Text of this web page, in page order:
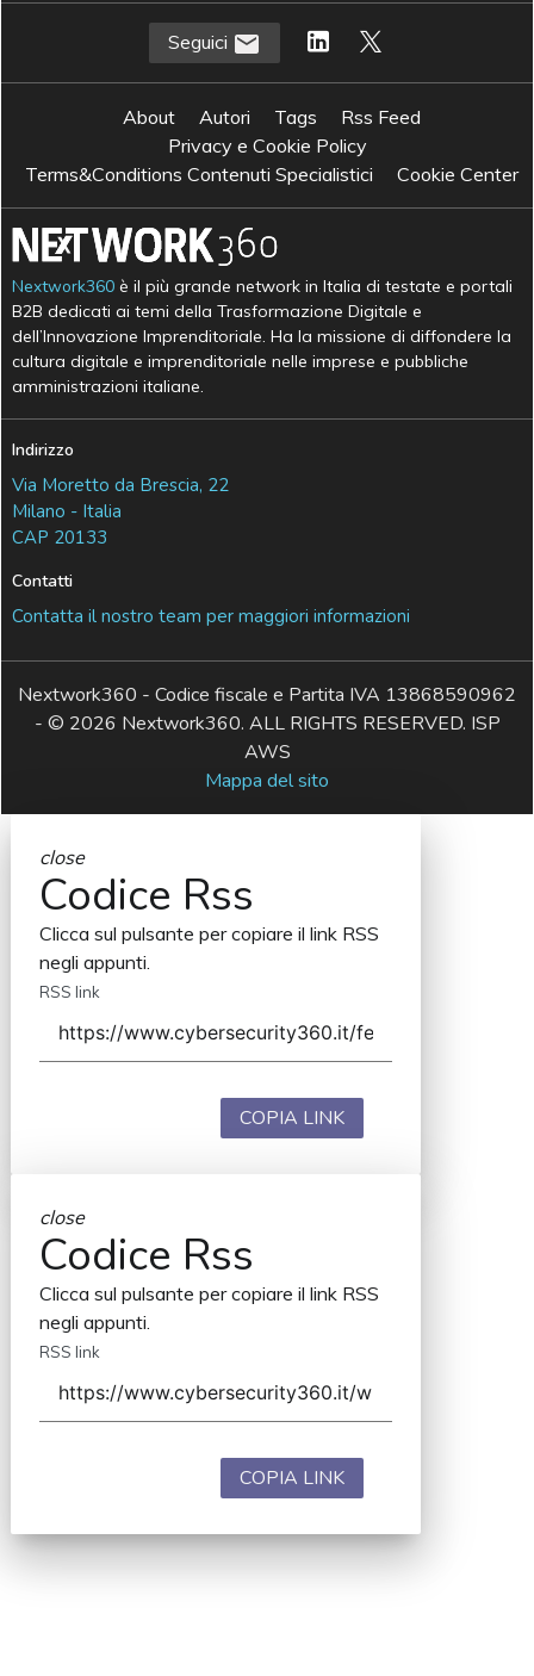
Seguici
About Autori Tags
Rss Feed
Privacy e Cookie Policy
Terms&Conditions Contenuti Specialistici
Cookie Center
Nextwork360 è il più grande network in Italia di testate e portali
B2B dedicati ai temi della Trasformazione Digitale e
dell’Innovazione Imprenditoriale. Ha la missione di diffondere la
cultura digitale e imprenditoriale nelle imprese e pubbliche
amministrazioni italiane.
Indirizzo
Via Moretto da Brescia, 22
Milano - Italia
CAP 20133
Contatti
Contatta il nostro team per maggiori informazioni
Nextwork360 - Codice fiscale e Partita IVA 13868590962
- © 2026 Nextwork360. ALL RIGHTS RESERVED. ISP
AWS
Mappa del sito
close
Codice Rss
Clicca sul pulsante per copiare il link RSS
negli appunti.
RSS link
COPIA LINK
close
Codice Rss
Clicca sul pulsante per copiare il link RSS
negli appunti.
RSS link
COPIA LINK